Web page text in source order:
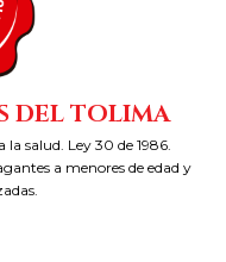
DEL TOLIMA
la salud. Ley 30 de 1986.
a menores de edad y